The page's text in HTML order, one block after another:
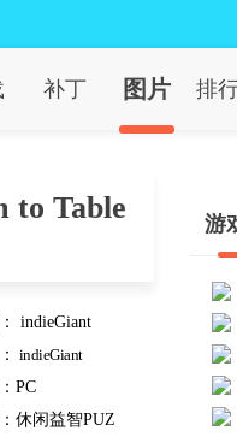
补丁 图片 排
to Table
indieGiant
indieGiant
PC
休闲益智PUZ
游